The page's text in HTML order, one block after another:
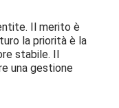
Il merito è
la priorità è la
stabile. Il
una gestione